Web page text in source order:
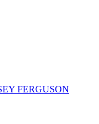
FERGUSON